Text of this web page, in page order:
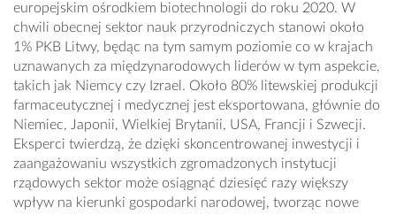
europejskim ośrodkiem biotechnologii do roku 2020. W
chwili obecnej sektor nauk przyrodniczych stanowi około
1% PKB Litwy, będąc na tym samym poziomie co w krajach
uznawanych za międzynarodowych liderów w tym aspekcie,
takich jak Niemcy czy Izrael. Około 80% litewskiej produkcji
farmaceutycznej i medycznej jest eksportowana, głównie do
Niemiec, Japonii, Wielkiej Brytanii, USA, Francji i Szwecji.
Eksperci twierdzą, że dzięki skoncentrowanej inwestycji i
zaangażowaniu wszystkich zgromadzonych instytucji
rządowych sektor może osiągnąć dziesięć razy większy
wpływ na kierunki gospodarki narodowej, tworząc nowe